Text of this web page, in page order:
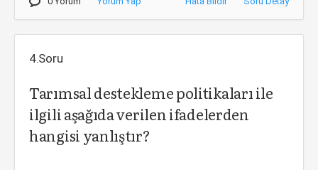
4.Soru
Tarımsal destekleme politikaları ile
ilgili aşağıda verilen ifadelerden
hangisi yanlıştır?